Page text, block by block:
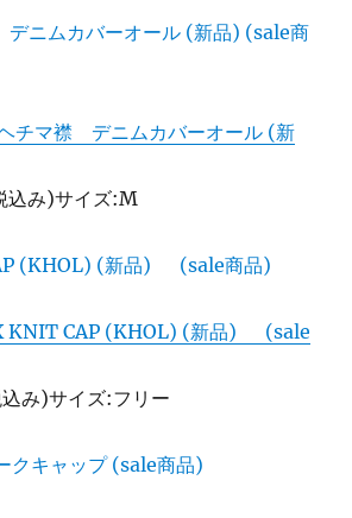
チマ襟 デニムカバーオール (新
込み)サイズ:M
KNIT CAP (KHOL) (新品) (sale
み)サイズ:フリー